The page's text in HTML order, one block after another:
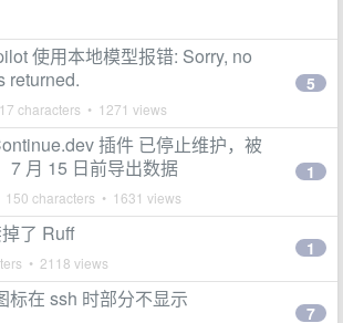
使用本地模型报错: Sorry, no
returned.
characters • 1271 views
5
插件 已停止维护，被
7 月 15 日前导出数据
150 characters • 1631 views
1
了 Ruff
• 2118 views
1
标在 ssh 时部分不显示
7